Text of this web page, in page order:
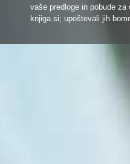
vaše predloge in pobude
knjiga.si; upoštevali jih